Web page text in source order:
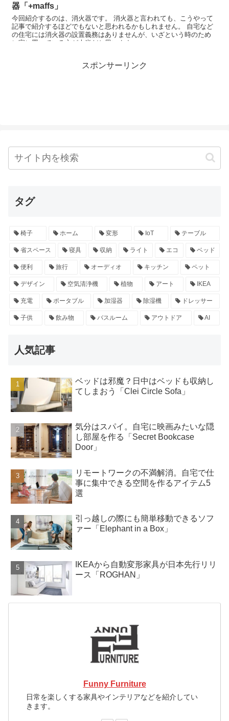
器「+maffs」
今回紹介するのは、消火器です。 消火器と言われても、こうやって
記事で紹介するほどでもないと思われるかもしれません。 自宅など
の住宅には消火器の設置義務はありませんが、いざという時のため
に家に置いている方が大半だと思います。 ...
スポンサーリンク
タグ
椅子 ホーム 変形 IoT テーブル
省スペース 寝具 収納 ライト エコ ベッド
便利 旅行 オーディオ キッチン ペット
デザイン 空気清浄機 植物 アート IKEA
充電 ポータブル 加湿器 除湿機 ドレッサー
子供 飲み物 バスルーム アウトドア AI
人気記事
ベッドは邪魔？日中はベッドも収納し
てしまおう「Clei Circle Sofa」
気分はスパイ。自宅に映画みたいな隠
し部屋を作る「Secret Bookcase
Door」
リモートワークの不満解消。自宅で仕
事に集中できる空間を作るアイテム5
選
引っ越しの際にも簡単移動できるソフ
ァー「Elephant in a Box」
IKEAから自動変形家具が日本先行リリ
ース「ROGHAN」
Funny Furniture
日常を楽しくする家具やインテリアなどを紹介してい
きます。